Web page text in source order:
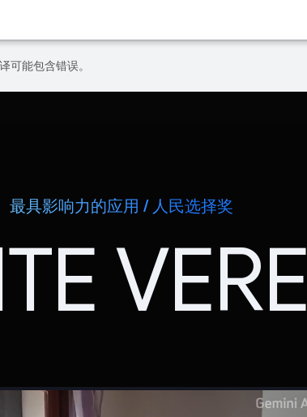
可能包含错误。
最具影响力的应用 / 人民选择奖
VERE